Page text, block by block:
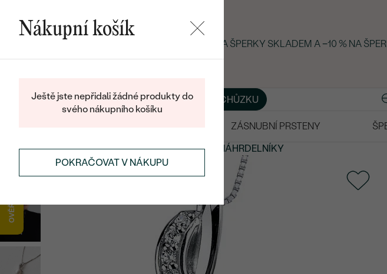
LETNÍ BLACK FRIDAY: −25 % NA ŠPERKY SKLADEM A −10 % NA
BLOGŠPERKY NA MÍRU DOMLUVIT SI SCHŮZKU
ZÁSNUBNÍ PRSTENY
PŘÍVĚSKY A NÁHRDELNÍKYPERLOVÉ PŘÍVĚSKY A NÁHRDELNÍKY
Nákupní košík
Ještě jste nepřidali žádné produkty do
svého nákupního košíku
POKRAČOVAT V NÁKUPU